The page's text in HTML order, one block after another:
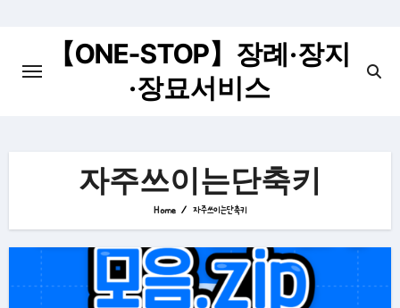
【ONE-STOP】장례·장지
·장묘서비스
자주쓰이는단축키
Home 자주쓰이는단축키